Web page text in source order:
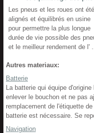
Les pneus et les roues ont été
alignés et équilibrés en usine
pour permettre la plus longue
durée de vie possible des
et le meilleur rendement de l'
Autres materiaux:
Batterie
La batterie qui équipe
enlever le bouchon et ne pas
remplacement de l'étiquette
batterie est nécessaire. Se
Navigation